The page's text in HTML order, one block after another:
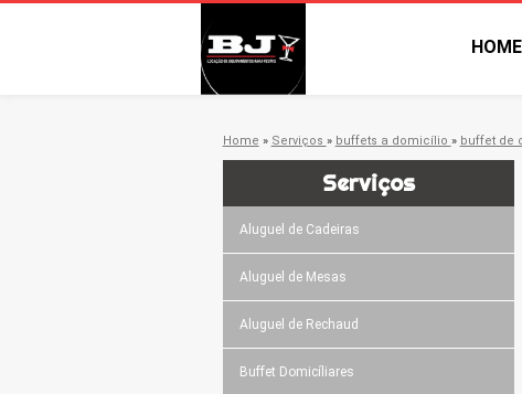
HOME
Home » Serviços » buffets a domicílio » buffet de
Serviços
Aluguel de Cadeiras
Aluguel de Mesas
Aluguel de Rechaud
Buffet Domicíliares